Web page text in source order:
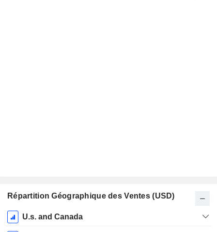
Répartition Géographique des Ventes (USD)
Période
Fiscale:
U.s. and Canada